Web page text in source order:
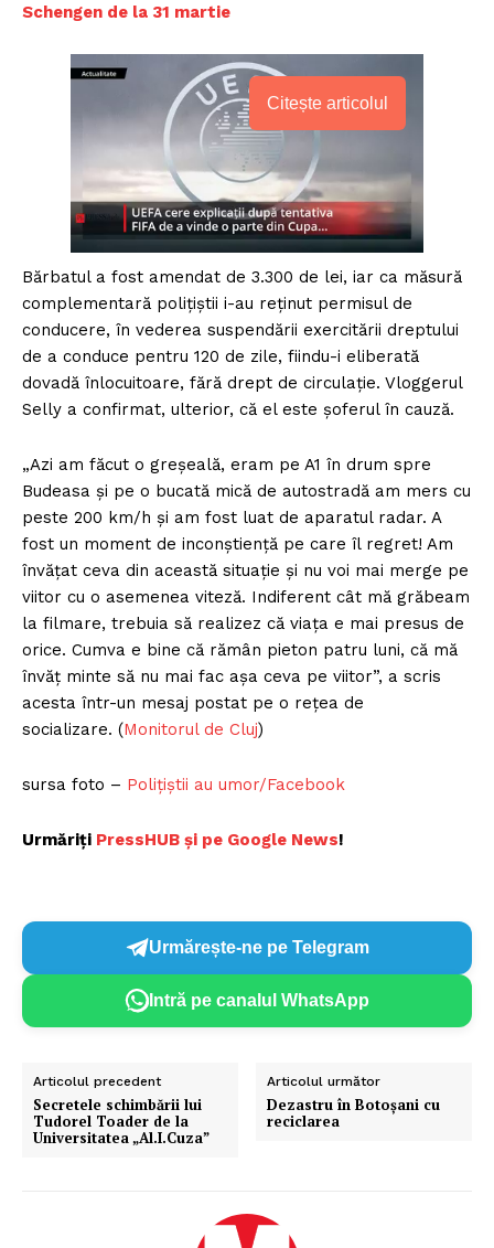
Schengen de la 31 martie
Citește articolul
Bărbatul a fost amendat de 3.300 de lei, iar ca măsură
complementară poliţiştii i-au reţinut permisul de
conducere, în vederea suspendării exercitării dreptului
de a conduce pentru 120 de zile, fiindu-i eliberată
dovadă înlocuitoare, fără drept de circulaţie. Vloggerul
Selly a confirmat, ulterior, că el este șoferul în cauză.
„Azi am făcut o greșeală, eram pe A1 în drum spre
Budeasa și pe o bucată mică de autostradă am mers cu
peste 200 km/h și am fost luat de aparatul radar. A
fost un moment de inconștiență pe care îl regret! Am
învățat ceva din această situație și nu voi mai merge pe
viitor cu o asemenea viteză. Indiferent cât mă grăbeam
la filmare, trebuia să realizez că viața e mai presus de
orice. Cumva e bine că rămân pieton patru luni, că mă
învăț minte să nu mai fac așa ceva pe viitor”, a scris
acesta într-un mesaj postat pe o rețea de
socializare. (Monitorul de Cluj)
sursa foto – Polițiștii au umor/Facebook
Urmăriți PressHUB și pe Google News!
Urmărește-ne pe Telegram
Intră pe canalul WhatsApp
Articolul precedent
Secretele schimbării lui
Tudorel Toader de la
Universitatea „Al.I.Cuza”
Articolul următor
Dezastru în Botoșani cu
reciclarea